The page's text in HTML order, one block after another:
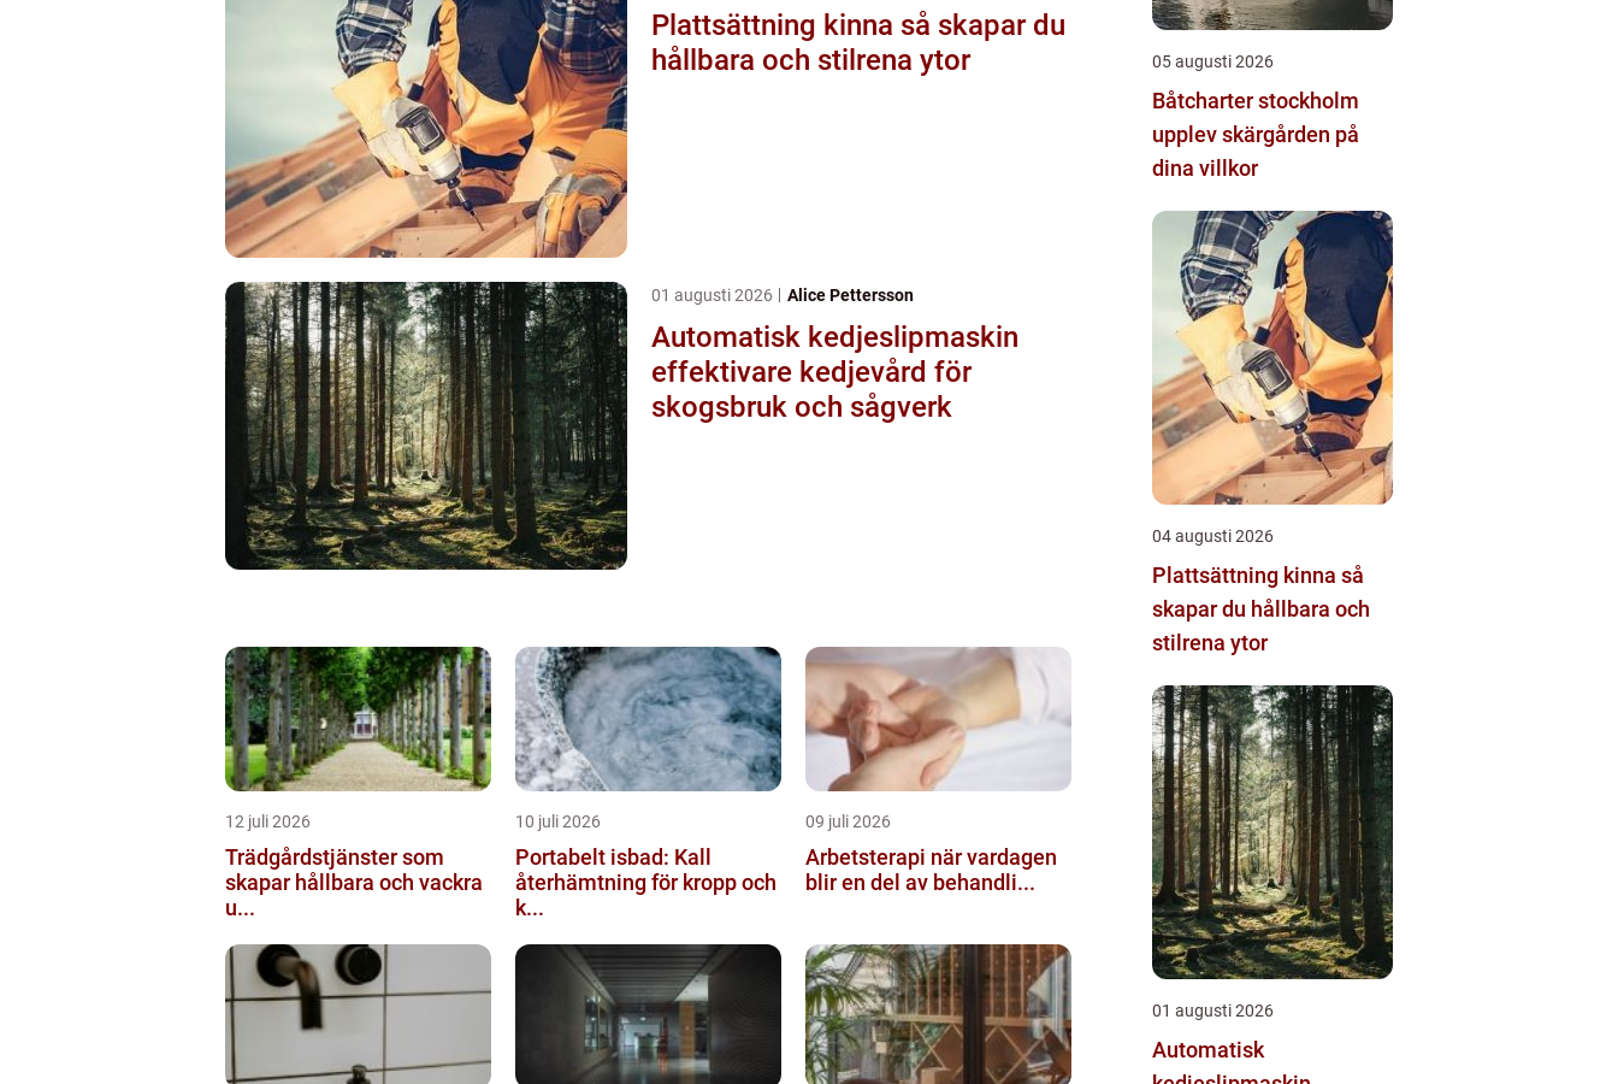
Plattsättning kinna så skapar du
hållbara och stilrena ytor
01 augusti 2026 Alice Pettersson
Automatisk kedjeslipmaskin
effektivare kedjevård för
skogsbruk och sågverk
12 juli 2026
Trädgårdstjänster som
skapar hållbara och vackra
u...
10 juli 2026
Portabelt isbad: Kall
återhämtning för kropp och
k...
09 juli 2026
Arbetsterapi när vardagen
blir en del av behandli...
05 augusti 2026
Båtcharter stockholm
upplev skärgården på
dina villkor
04 augusti 2026
Plattsättning kinna så
skapar du hållbara och
stilrena ytor
01 augusti 2026
Automatisk